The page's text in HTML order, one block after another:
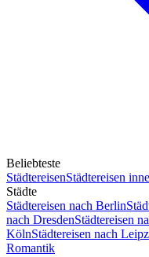
Beliebteste
StädtereisenStädtereisen
Städte
Städtereisen nach Berlin
nach DresdenStädtereisen
KölnStädtereisen nach
Romantik